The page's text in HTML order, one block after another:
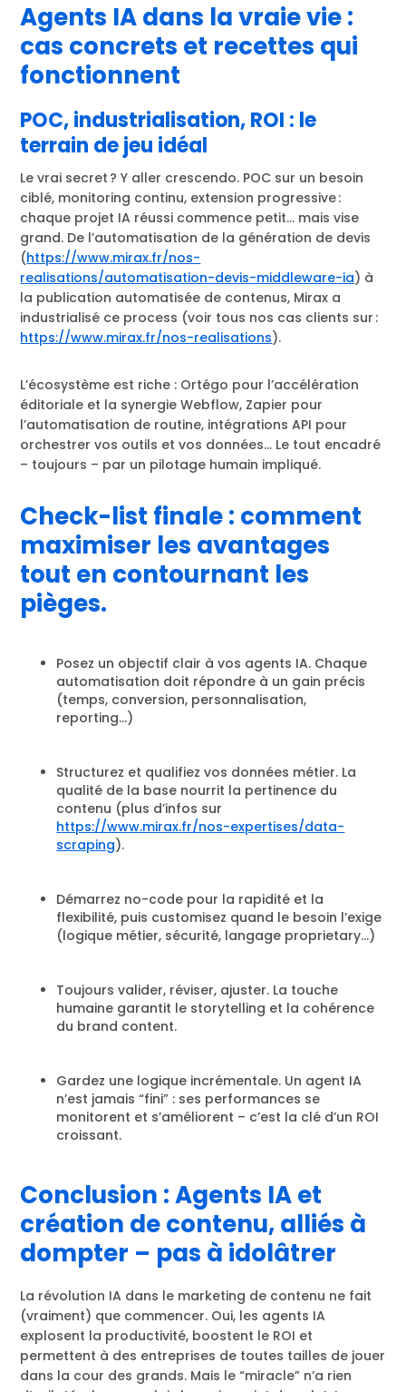
Agents IA dans la vraie vie :
cas concrets et recettes qui
fonctionnent
POC, industrialisation, ROI : le
terrain de jeu idéal
Le vrai secret ? Y aller crescendo. POC sur un besoin
ciblé, monitoring continu, extension progressive :
chaque projet IA réussi commence petit… mais vise
grand. De l’automatisation de la génération de devis
(https://www.mirax.fr/nos-
realisations/automatisation-devis-middleware-ia) à
la publication automatisée de contenus, Mirax a
industrialisé ce process (voir tous nos cas clients sur :
https://www.mirax.fr/nos-realisations).
L’écosystème est riche : Ortégo pour l’accélération
éditoriale et la synergie Webflow, Zapier pour
l’automatisation de routine, intégrations API pour
orchestrer vos outils et vos données… Le tout encadré
– toujours – par un pilotage humain impliqué.
Check-list finale : comment
maximiser les avantages
tout en contournant les
pièges.
Posez un objectif clair à vos agents IA. Chaque
automatisation doit répondre à un gain précis
(temps, conversion, personnalisation,
reporting…)
Structurez et qualifiez vos données métier. La
qualité de la base nourrit la pertinence du
contenu (plus d’infos sur
https://www.mirax.fr/nos-expertises/data-
scraping).
Démarrez no-code pour la rapidité et la
flexibilité, puis customisez quand le besoin l’exige
(logique métier, sécurité, langage proprietary…)
Toujours valider, réviser, ajuster. La touche
humaine garantit le storytelling et la cohérence
du brand content.
Gardez une logique incrémentale. Un agent IA
n’est jamais “fini” : ses performances se
monitorent et s’améliorent – c’est la clé d’un ROI
croissant.
Conclusion : Agents IA et
création de contenu, alliés à
dompter – pas à idolâtrer
La révolution IA dans le marketing de contenu ne fait
(vraiment) que commencer. Oui, les agents IA
explosent la productivité, boostent le ROI et
permettent à des entreprises de toutes tailles de jouer
dans la cour des grands. Mais le “miracle” n’a rien